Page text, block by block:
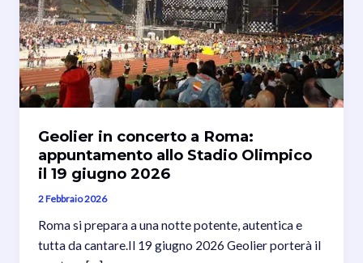
Geolier in concerto a Roma:
appuntamento allo Stadio Olimpico
il 19 giugno 2026
2 Febbraio 2026
Roma si prepara a una notte potente, autentica e
tutta da cantare.Il 19 giugno 2026 Geolier porterà il